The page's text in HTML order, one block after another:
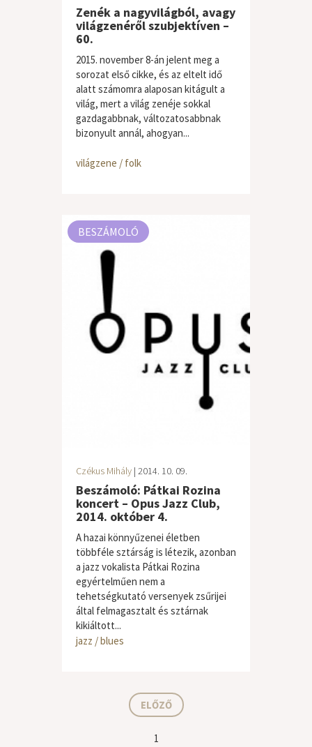
Zenék a nagyvilágból, avagy
világzenéről szubjektíven –
60.
2015. november 8-án jelent meg a
sorozat első cikke, és az eltelt idő
alatt számomra alaposan kitágult a
világ, mert a világ zenéje sokkal
gazdagabbnak, változatosabbnak
bizonyult annál, ahogyan...
világzene / folk
BESZÁMOLÓ
Czékus Mihály | 2014. 10. 09.
Beszámoló: Pátkai Rozina
koncert – Opus Jazz Club,
2014. október 4.
A hazai könnyűzenei életben
többféle sztárság is létezik, azonban
a jazz vokalista Pátkai Rozina
egyértelműen nem a
tehetségkutató versenyek zsűrijei
által felmagasztalt és sztárnak
kikiáltott...
jazz / blues
ELŐZŐ
1